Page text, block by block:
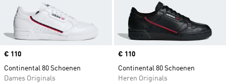
Price
€ 110
Continental 80 Schoenen
Dames Originals
Price
€ 110
Continental 80 Schoenen
Heren Originals